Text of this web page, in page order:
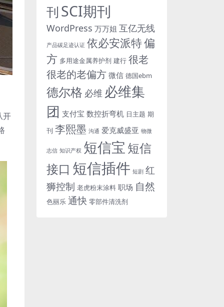
开
刊 SCI期刊
WordPress 万万姐 互亿无线
产品碳足迹认证 依必安派特偏
方 多用途金属养护剂 建行 很老
很老的老偏方 微信 德国ebm
德尔格 必维 必维集
团 支付宝 数控折弯机 日主题 期
刊 李熙墨 沟通 爱克威盛亚 物微
志信 知识产权 短信宝 短信
接口 短信插件 短剧 红
狮控制 老虎粉末涂料 职场 自然
色丽乐 通快 零部件清洗剂